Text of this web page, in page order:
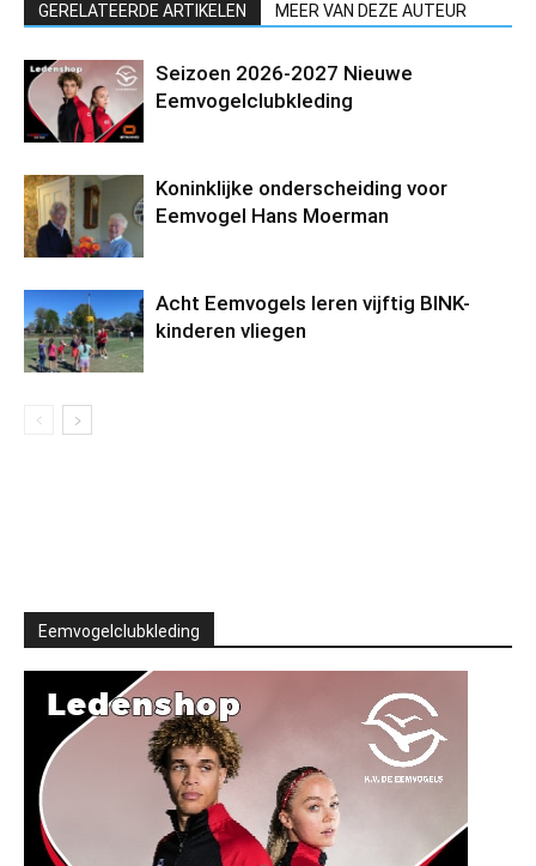
GERELATEERDE ARTIKELEN MEER VAN DEZE AUTEUR
Seizoen 2026-2027 Nieuwe
Eemvogelclubkleding
Koninklijke onderscheiding voor
Eemvogel Hans Moerman
Acht Eemvogels leren vijftig BINK-
kinderen vliegen
Eemvogelclubkleding